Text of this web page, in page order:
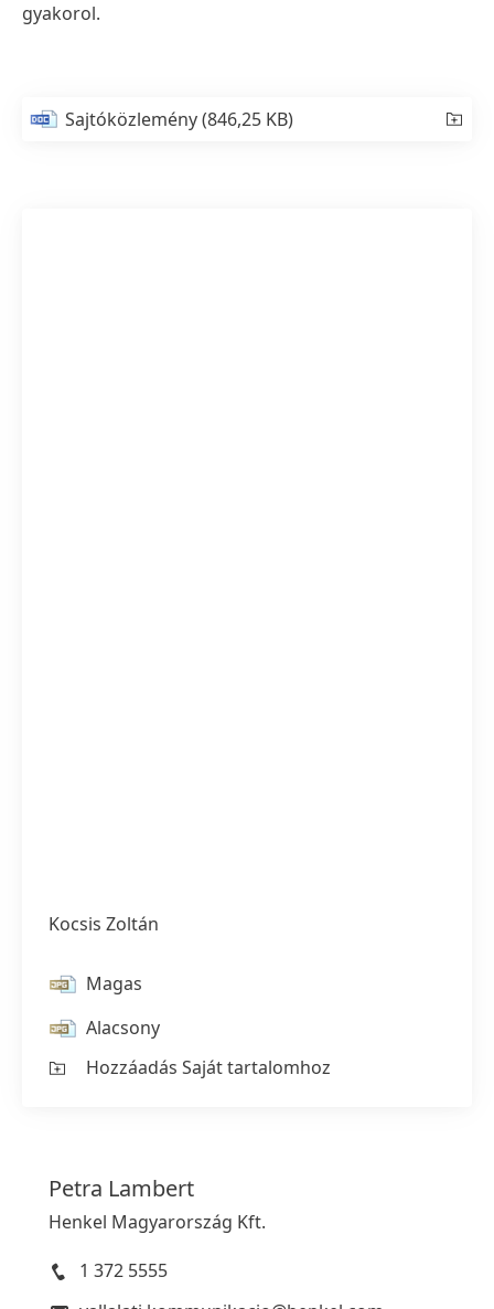
gyakorol.
Sajtóközlemény(846,25 KB)
Kocsis Zoltán
Magas
Alacsony
Hozzáadás Saját tartalomhoz
Petra Lambert
Henkel Magyarország Kft.
1 372 5555